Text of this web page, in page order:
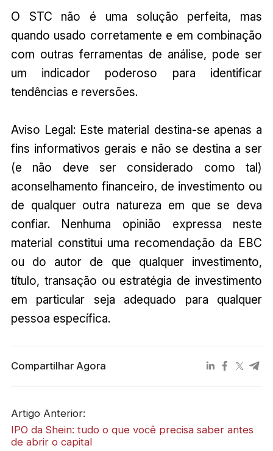
O STC não é uma solução perfeita, mas
quando usado corretamente e em combinação
com outras ferramentas de análise, pode ser
um indicador poderoso para identificar
tendências e reversões.
Aviso Legal: Este material destina-se apenas a
fins informativos gerais e não se destina a ser
(e não deve ser considerado como tal)
aconselhamento financeiro, de investimento ou
de qualquer outra natureza em que se deva
confiar. Nenhuma opinião expressa neste
material constitui uma recomendação da EBC
ou do autor de que qualquer investimento,
título, transação ou estratégia de investimento
em particular seja adequado para qualquer
pessoa específica.
Compartilhar Agora
Artigo Anterior:
IPO da Shein: tudo o que você precisa saber antes
de abrir o capital